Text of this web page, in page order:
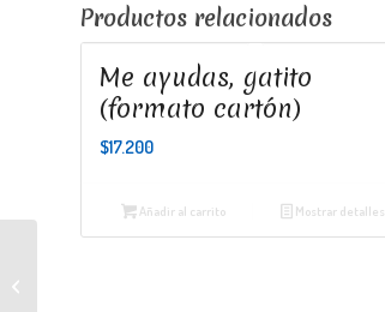
Productos relacionados
Me ayudas, gatito
(formato cartón)
$17.200
Añadir al carrito Mostrar detalles